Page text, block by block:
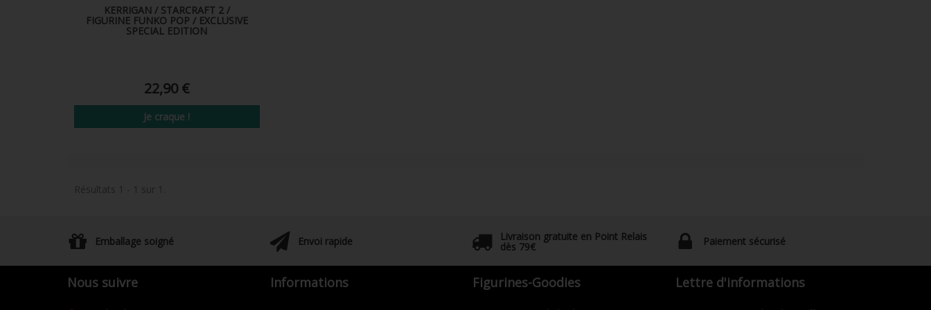
KERRIGAN / STARCRAFT 2 /
FIGURINE FUNKO POP / EXCLUSIVE
SPECIAL EDITION
22,90 €
Je craque !
Résultats 1 - 1 sur 1.
Emballage soigné Envoi rapide Livraison gratuite en Point Relais
dès 79€ Paiement sécurisé
Nous suivre Informations Figurines-Goodies Lettre d'informations